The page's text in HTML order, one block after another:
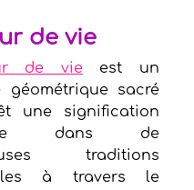
de vie
de vie est un
géométrique sacré
une signification
dans de
traditions
à travers le